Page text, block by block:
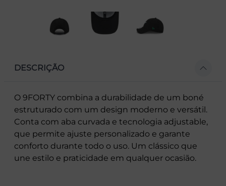
DESCRIÇÃO
O 9FORTY combina a durabilidade de um boné
estruturado com um design moderno e versátil.
Conta com aba curvada e tecnologia adjustable,
que permite ajuste personalizado e garante
conforto durante todo o uso. Um clássico que
une estilo e praticidade em qualquer ocasião.